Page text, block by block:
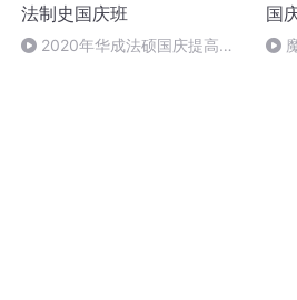
法制史国庆班
2020年华成法硕国庆提高班
国